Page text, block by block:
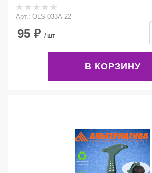
Арт.: OLS-033А-22
95 ₽ / шт
В КОРЗИНУ